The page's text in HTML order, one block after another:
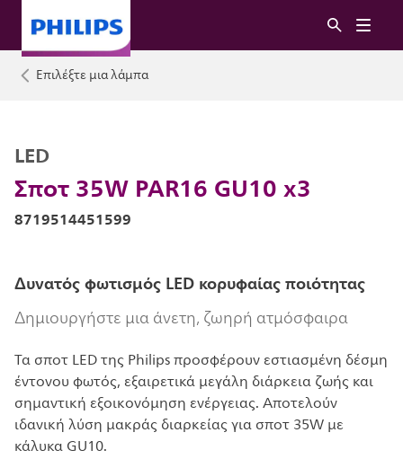
Επιλέξτε μια λάμπα
Σποτ 35W PAR16 GU10 x3
LED
8719514451599
Δυνατός φωτισμός LED κορυφαίας ποιότητας
Δημιουργήστε μια άνετη, ζωηρή ατμόσφαιρα
Τα σποτ LED της Philips προσφέρουν εστιασμένη δέσμη
έντονου φωτός, εξαιρετικά μεγάλη διάρκεια ζωής και
σημαντική εξοικονόμηση ενέργειας. Αποτελούν
ιδανική λύση μακράς διαρκείας για σποτ 35W με
κάλυκα GU10.